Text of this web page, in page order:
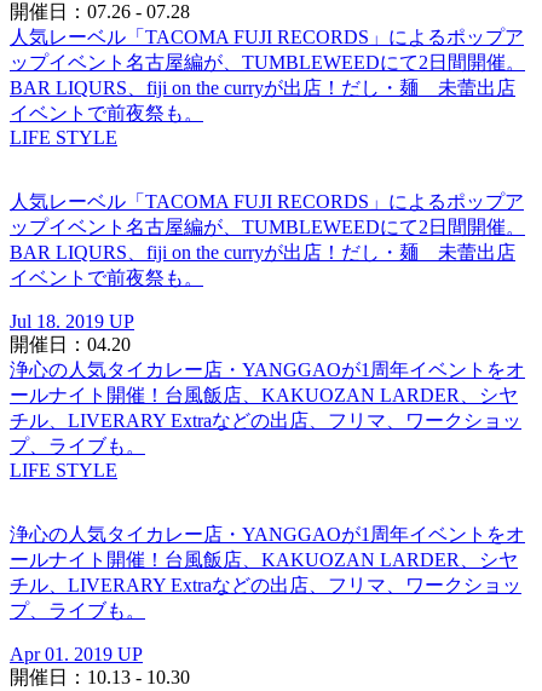
開催日：07.26 - 07.28
人気レーベル「TACOMA FUJI RECORDS」によるポップア
ップイベント名古屋編が、TUMBLEWEEDにて2日間開催。
BAR LIQURS、fiji on the curryが出店！だし・麺 未蕾出店
イベントで前夜祭も。
LIFE STYLE
人気レーベル「TACOMA FUJI RECORDS」によるポップア
ップイベント名古屋編が、TUMBLEWEEDにて2日間開催。
BAR LIQURS、fiji on the curryが出店！だし・麺 未蕾出店
イベントで前夜祭も。
Jul 18. 2019 UP
開催日：04.20
浄心の人気タイカレー店・YANGGAOが1周年イベントをオ
ールナイト開催！台風飯店、KAKUOZAN LARDER、シヤ
チル、LIVERARY Extraなどの出店、フリマ、ワークショッ
プ、ライブも。
LIFE STYLE
浄心の人気タイカレー店・YANGGAOが1周年イベントをオ
ールナイト開催！台風飯店、KAKUOZAN LARDER、シヤ
チル、LIVERARY Extraなどの出店、フリマ、ワークショッ
プ、ライブも。
Apr 01. 2019 UP
開催日：10.13 - 10.30